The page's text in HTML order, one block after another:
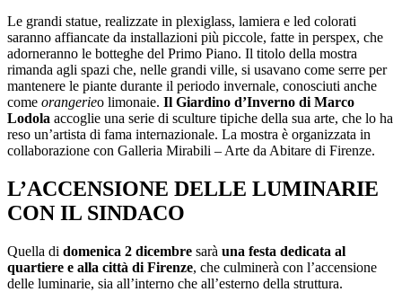
Le grandi statue, realizzate in plexiglass, lamiera e led colorati
saranno affiancate da installazioni più piccole, fatte in perspex, che
adorneranno le botteghe del Primo Piano. Il titolo della mostra
rimanda agli spazi che, nelle grandi ville, si usavano come serre per
mantenere le piante durante il periodo invernale, conosciuti anche
come orangerieo limonaie. Il Giardino d’Inverno di Marco
Lodola accoglie una serie di sculture tipiche della sua arte, che lo ha
reso un’artista di fama internazionale. La mostra è organizzata in
collaborazione con Galleria Mirabili – Arte da Abitare di Firenze.
L’ACCENSIONE DELLE LUMINARIE
CON IL SINDACO
Quella di domenica 2 dicembre sarà una festa dedicata al
quartiere e alla città di Firenze, che culminerà con l’accensione
delle luminarie, sia all’interno che all’esterno della struttura.